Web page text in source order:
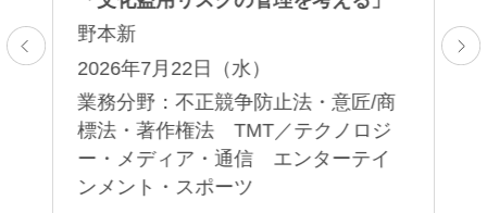
野本新
2026年7月22日（水）
業務分野：不正競争防止法・意匠/商
標法・著作権法 TMT／テクノロジ
ー・メディア・通信 エンターテイ
ンメント・スポーツ